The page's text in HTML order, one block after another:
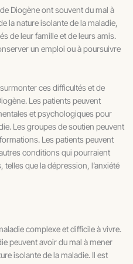
Diogène ont souvent du mal à
la nature isolante de la maladie,
de leur famille et de leurs amis.
un emploi ou à poursuivre
ces difficultés et de
Les patients peuvent
et psychologiques pour
Les groupes de soutien peuvent
Les patients peuvent
conditions qui pourraient
telles que la dépression, l’anxiété
complexe et difficile à vivre.
peuvent avoir du mal à mener
isolante de la maladie. Il est